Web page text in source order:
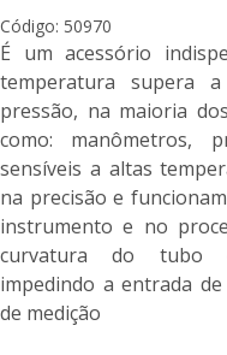
Código: 50970
É um acessório
temperatura supera
pressão, na maioria
como: manômetros,
sensíveis a altas
na precisão e
instrumento e no
curvatura do tubo
impedindo a entrada
de medição